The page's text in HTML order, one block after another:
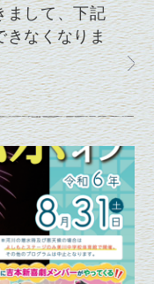
まして、下記
きなくなりま